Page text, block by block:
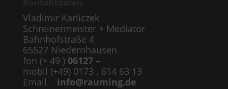
Vladimir Karliczek
Schreinermeister + Mediator
Bahnhofstraße 4
65527 Niedernhausen
fon (+ 49 ) 06127 –
mobil (+49) 0173 . 614 63 13
Email info@rauming.de